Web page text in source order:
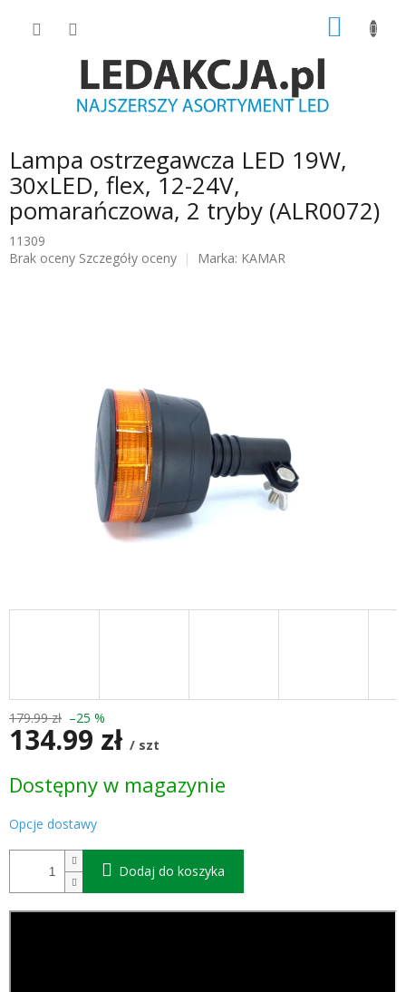
Lampa ostrzegawcza LED 19W,
30xLED, flex, 12-24V,
pomarańczowa, 2 tryby (ALR0072)
11309
Średnia
Brak oceny Szczegóły oceny Marka: KAMAR
179.99 zł –25 %
134.99 zł / szt
jednostkowa:
Dostępny w magazynie
Opcje dostawy
Dodaj do koszyka